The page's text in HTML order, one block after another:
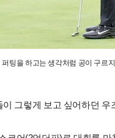
팅을 하고는 생각처럼 공이 구르
그렇게 보고 싶어하던